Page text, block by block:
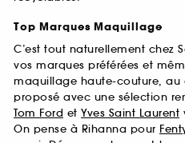
Top Marques Maquillage
C’est tout naturellement chez
vos marques préférées et
maquillage haute-couture, au
proposé avec une sélection
Tom Ford et Yves Saint Laurent
On pense à Rihanna pour